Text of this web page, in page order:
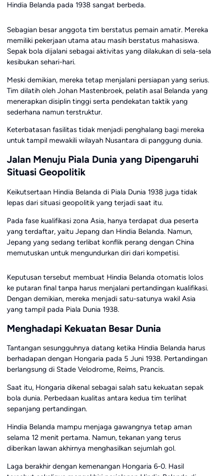
Hindia Belanda pada 1938 sangat berbeda.
Sebagian besar anggota tim berstatus pemain amatir. Mereka
memiliki pekerjaan utama atau masih berstatus mahasiswa.
Sepak bola dijalani sebagai aktivitas yang dilakukan di sela-sela
kesibukan sehari-hari.
Meski demikian, mereka tetap menjalani persiapan yang serius.
Tim dilatih oleh Johan Mastenbroek, pelatih asal Belanda yang
menerapkan disiplin tinggi serta pendekatan taktik yang
sederhana namun terstruktur.
Keterbatasan fasilitas tidak menjadi penghalang bagi mereka
untuk tampil mewakili wilayah Nusantara di panggung dunia.
Jalan Menuju Piala Dunia yang Dipengaruhi
Situasi Geopolitik
Keikutsertaan Hindia Belanda di Piala Dunia 1938 juga tidak
lepas dari situasi geopolitik yang terjadi saat itu.
Pada fase kualifikasi zona Asia, hanya terdapat dua peserta
yang terdaftar, yaitu Jepang dan Hindia Belanda. Namun,
Jepang yang sedang terlibat konflik perang dengan China
memutuskan untuk mengundurkan diri dari kompetisi.
Keputusan tersebut membuat Hindia Belanda otomatis lolos
ke putaran final tanpa harus menjalani pertandingan kualifikasi.
Dengan demikian, mereka menjadi satu-satunya wakil Asia
yang tampil pada Piala Dunia 1938.
Menghadapi Kekuatan Besar Dunia
Tantangan sesungguhnya datang ketika Hindia Belanda harus
berhadapan dengan Hongaria pada 5 Juni 1938. Pertandingan
berlangsung di Stade Velodrome, Reims, Prancis.
Saat itu, Hongaria dikenal sebagai salah satu kekuatan sepak
bola dunia. Perbedaan kualitas antara kedua tim terlihat
sepanjang pertandingan.
Hindia Belanda mampu menjaga gawangnya tetap aman
selama 12 menit pertama. Namun, tekanan yang terus
diberikan lawan akhirnya menghasilkan sejumlah gol.
Laga berakhir dengan kemenangan Hongaria 6-0. Hasil